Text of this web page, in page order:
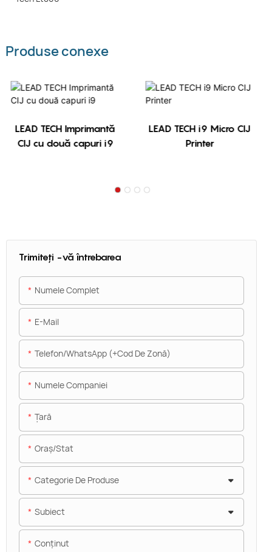
Produse conexe
LEAD TECH Imprimantă
CIJ cu două capuri i9
LEAD TECH i9 Micro CIJ
Printer
Trimiteți -vă întrebarea
Numele Complet
E-Mail
Telefon/WhatsApp (+Cod De Zonă)
Numele Companiei
Ţară
Oraș/stat
Categorie De Produse
Subiect
Conţinut